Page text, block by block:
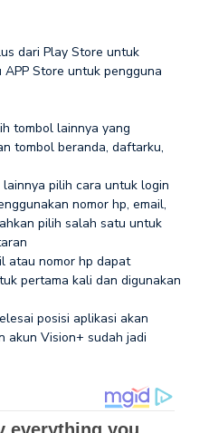
dari Play Store untuk
Store untuk pengguna
tombol lainnya yang
tombol beranda, daftarku,
pilih cara untuk login
nomor hp, email,
pilih salah satu untuk
atau nomor hp dapat
pertama kali dan digunakan
posisi aplikasi akan
akun Vision+ sudah jadi